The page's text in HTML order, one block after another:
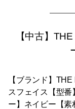
【中古】
【ブランド】
スフェイス【型
ー】ネイビー【